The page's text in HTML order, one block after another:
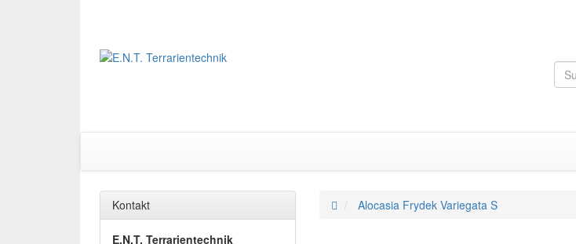
Alocasia Frydek Variegata S
Kontakt
E.N.T. Terrarientechnik